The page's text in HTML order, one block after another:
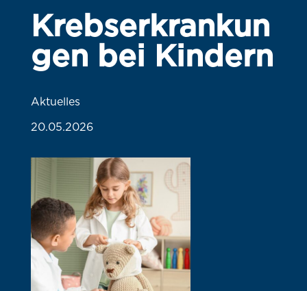
Krebserkrankun
gen bei Kindern
Aktuelles
20.05.2026